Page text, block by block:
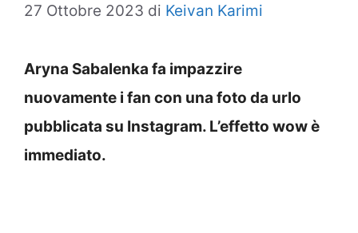
27 Ottobre 2023 di Keivan Karimi
Aryna Sabalenka fa impazzire
nuovamente i fan con una foto da urlo
pubblicata su Instagram. L’effetto wow è
immediato.